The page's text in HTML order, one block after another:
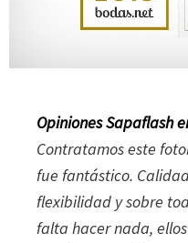
Opiniones Sapaflash
Contratamos este
fue fantástico.
flexibilidad y sobre
falta hacer nada,